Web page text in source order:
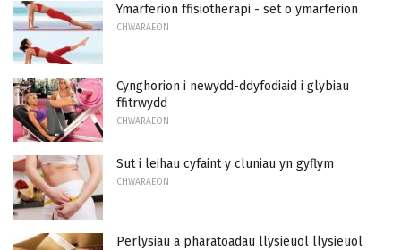
Ymarferion ffisiotherapi - set o ymarferion
CHWARAEON
Cynghorion i newydd-ddyfodiaid i glybiau
ffitrwydd
CHWARAEON
Sut i leihau cyfaint y cluniau yn gyflym
CHWARAEON
Perlysiau a pharatoadau llysieuol llysieuol